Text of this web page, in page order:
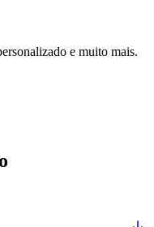
e muito mais.